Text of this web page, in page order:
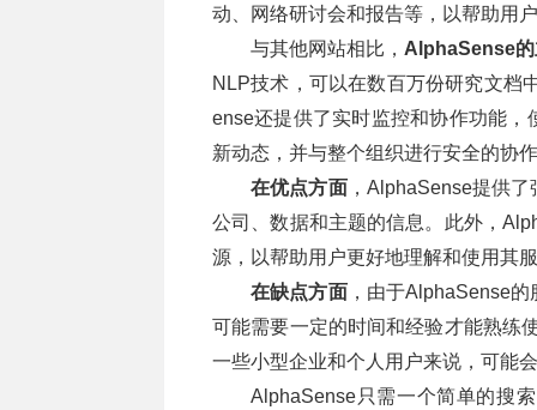
动、网络研讨会和报告等，以帮助用
与其他网站相比， AlphaSense
NLP技术，可以在数百万份研究文档
ense还提供了实时监控和协作功能
新动态，并与整个组织进行安全的协
在优点方面，AlphaSense提供了
公司、数据和主题的信息。此外，
源，以帮助用户更好地理解和使用其
在缺点方面，由于AlphaSense的
可能需要一定的时间和经验才能熟练
一些小型企业和个人用户来说，可能
AlphaSense只需一个简单的搜